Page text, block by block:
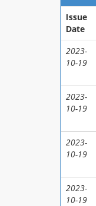
Issue
Date
2023-
10-19
2023-
10-19
2023-
10-19
2023-
10-19